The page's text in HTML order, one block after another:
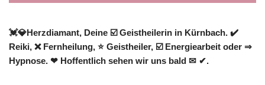
💓️💎Herzdiamant, Deine ☑️ Geistheilerin in Kürnbach. ✔️
Reiki, ❌ Fernheilung, ⭐ Geistheiler, ☑️ Energiearbeit oder ⇒
Hypnose. ❤ Hoffentlich sehen wir uns bald ✉ ✔.